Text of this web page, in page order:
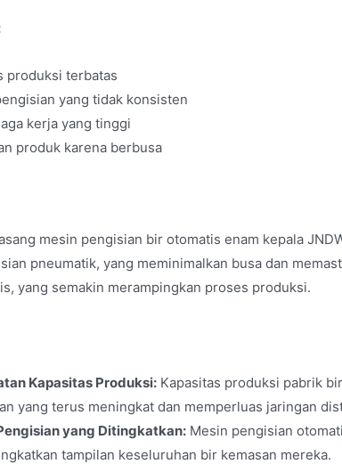
produksi terbatas
yang tidak konsisten
kerja yang tinggi
produk karena berbusa
mesin pengisian bir otomatis enam kepala
pneumatik, yang meminimalkan busa dan
yang semakin merampingkan proses produksi.
Kapasitas Produksi:Kapasitas produksi pabrik
yang terus meningkat dan memperluas jaringan
yang Ditingkatkan:Mesin pengisian
tampilan keseluruhan bir kemasan mereka.